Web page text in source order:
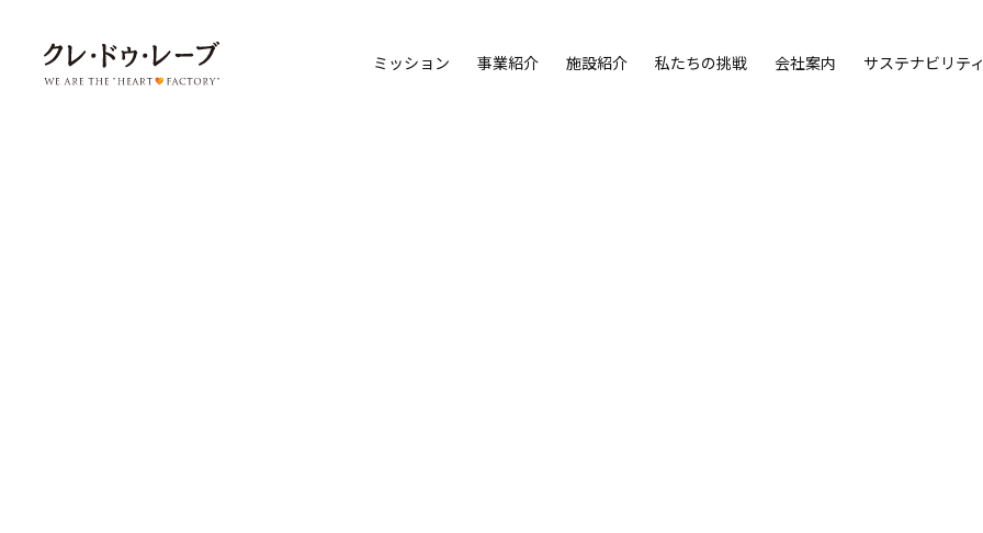
ミッション 事業紹介 施設紹介 私たちの挑戦 会社案内 サステナビリティ